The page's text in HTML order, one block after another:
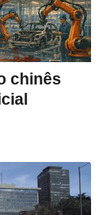
chinês